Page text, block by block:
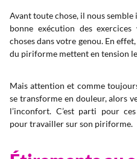
Avant toute chose, il nous
bonne exécution des
choses dans votre genou. En
du piriforme mettent en tension
Mais attention et comme
se transforme en douleur, alors
l’inconfort. C’est parti pour
pour travailler sur son piriforme.